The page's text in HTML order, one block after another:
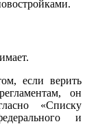
если верить
он
«Списку
и